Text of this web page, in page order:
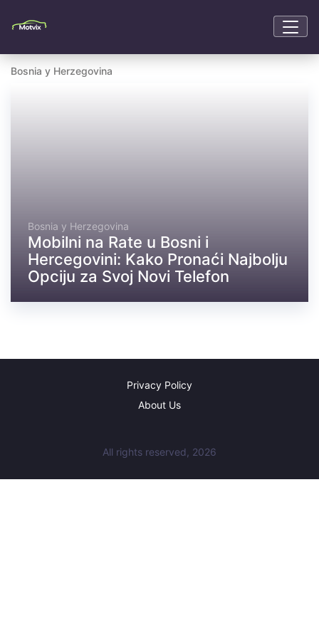
Bosnia y Herzegovina
Bosnia y Herzegovina
Mobilni na Rate u Bosni i
Hercegovini: Kako Pronaći Najbolju
Opciju za Svoj Novi Telefon
Privacy Policy
About Us
All rights reserved, 2026